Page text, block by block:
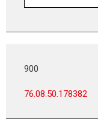
900
76.08.50.178382